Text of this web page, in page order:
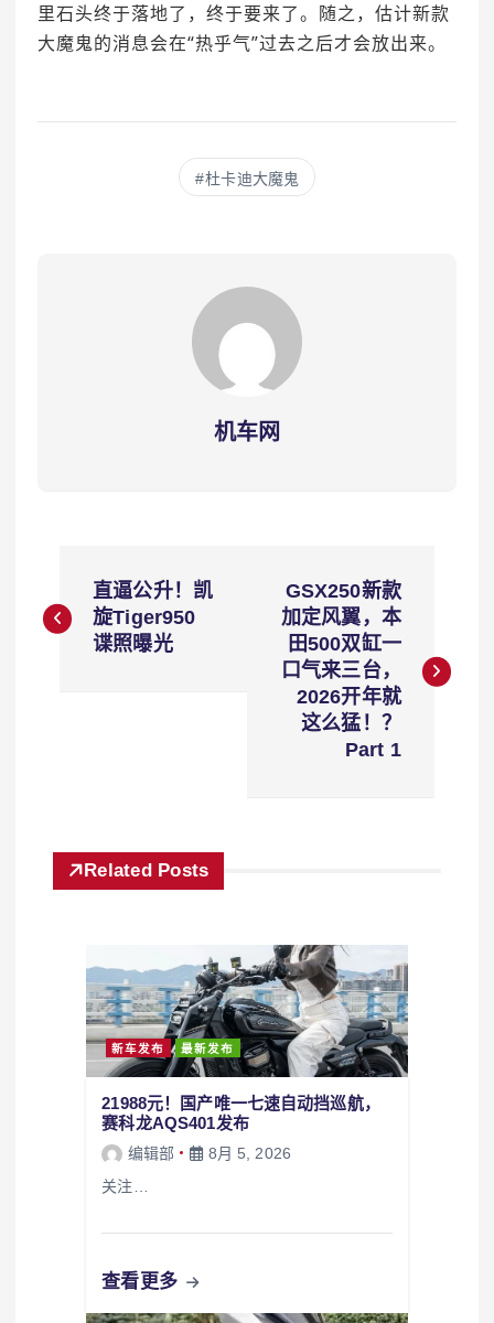
里石头终于落地了，终于要来了。随之，估计新款
大魔鬼的消息会在“热乎气”过去之后才会放出来。
杜卡迪大魔鬼
机车网
章
直逼公升！凯
旋Tiger950
谍照曝光
GSX250新款
加定风翼，本
田500双缸一
口气来三台，
2026开年就
这么猛！？
Part 1
Related Posts
新车发布 最新发布
21988元！国产唯一七速自动挡巡航，
赛科龙AQS401发布
编辑部
8月 5, 2026
关注…
查看更多